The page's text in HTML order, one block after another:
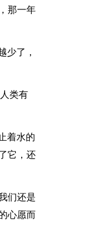
那一年
少了，
类有
着水的
它，还
们还是
心愿而